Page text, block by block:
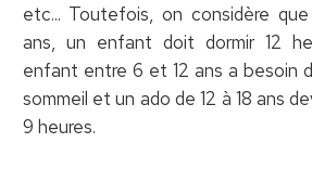
etc... Toutefois, on considère
ans, un enfant doit dormir 12
enfant entre 6 et 12 ans a besoin
sommeil et un ado de 12 à 18 ans
9 heures.